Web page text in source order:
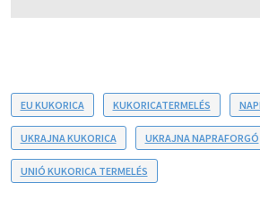
EU KUKORICA KUKORICATERMELÉS
UKRAJNA KUKORICA UKRAJNA NAPRAFORGÓ
UNIÓ KUKORICA TERMELÉS